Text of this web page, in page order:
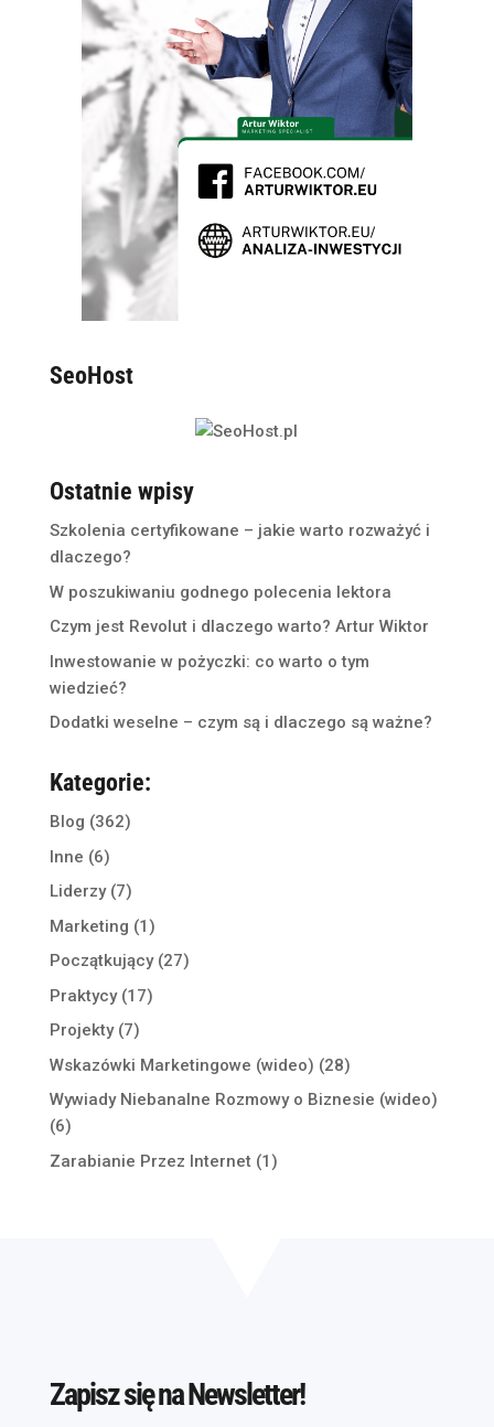
SeoHost
Ostatnie wpisy
Szkolenia certyfikowane – jakie warto rozważyć i
dlaczego?
W poszukiwaniu godnego polecenia lektora
Czym jest Revolut i dlaczego warto? Artur Wiktor
Inwestowanie w pożyczki: co warto o tym
wiedzieć?
Dodatki weselne – czym są i dlaczego są ważne?
Kategorie:
Blog (362)
Inne (6)
Liderzy(7)
Marketing (1)
Początkujący(27)
Praktycy(17)
Projekty(7)
Wskazówki Marketingowe (wideo) (28)
Wywiady Niebanalne Rozmowy o Biznesie (wideo)
(6)
Zarabianie Przez Internet(1)
Zapisz się na Newsletter!